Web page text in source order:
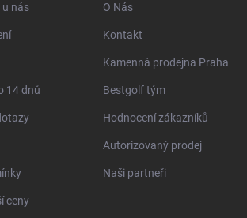
nás
14 dnů
ceny
O Nás
Kontakt
Kamenná prodejna Praha
Bestgolf tým
Hodnocení zákazníků
Autorizovaný prodej
Naši partneři